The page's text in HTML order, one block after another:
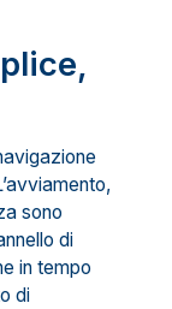
sono
di
in tempo
di